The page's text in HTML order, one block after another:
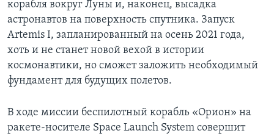
корабля вокруг Луны и, наконец, высадка
астронавтов на поверхность спутника. Запуск
Artemis I, запланированный на осень 2021 года,
хоть и не станет новой вехой в истории
космонавтики, но сможет заложить необходимый
фундамент для будущих полетов.
В ходе миссии беспилотный корабль «Орион» на
ракете-носителе Space Launch System совершит